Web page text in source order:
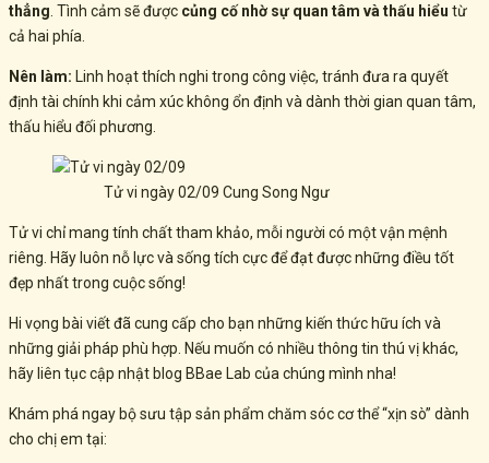
thẳng . Tình cảm sẽ được củng cố nhờ sự quan tâm và thấu hiểu từ
cả hai phía.
Nên làm: Linh hoạt thích nghi trong công việc, tránh đưa ra quyết
định tài chính khi cảm xúc không ổn định và dành thời gian quan tâm,
thấu hiểu đối phương.
Tử vi ngày 02/09 Cung Song Ngư
Tử vi chỉ mang tính chất tham khảo, mỗi người có một vận mệnh
riêng. Hãy luôn nỗ lực và sống tích cực để đạt được những điều tốt
đẹp nhất trong cuộc sống!
Hi vọng bài viết đã cung cấp cho bạn những kiến thức hữu ích và
những giải pháp phù hợp. Nếu muốn có nhiều thông tin thú vị khác,
hãy liên tục cập nhật blog BBae Lab của chúng mình nha!
Khám phá ngay bộ sưu tập sản phẩm chăm sóc cơ thể “xịn sò” dành
cho chị em tại: